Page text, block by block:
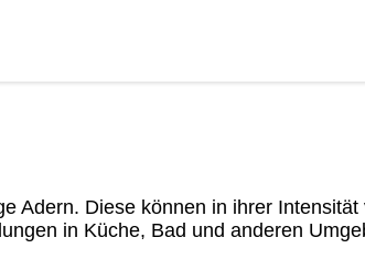
Adern. Diese können in ihrer
in Küche, Bad und anderen